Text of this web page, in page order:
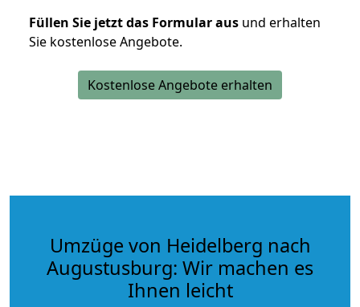
Füllen Sie jetzt das Formular aus und erhalten
Sie kostenlose Angebote.
Kostenlose Angebote erhalten
Umzüge von Heidelberg nach
Augustusburg: Wir machen es
Ihnen leicht